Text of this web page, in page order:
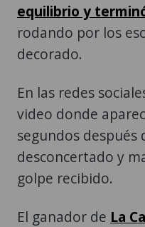
equilibrio y
rodando por los
decorado.
En las redes
video donde
segundos después
desconcertado y
golpe recibido.
El ganador de La